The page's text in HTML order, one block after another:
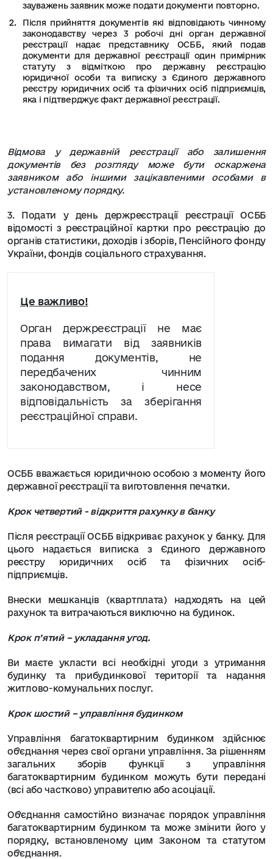
зауважень заявник може подати документи повторно.
Після прийняття документів які відповідають чинному
законодавству через 3 робочі дні орган державної
реєстрації надає представнику ОСББ, який подав
документи для державної реєстрації один примірник
статуту з відміткою про державну реєстрацію
юридичної особи та виписку з Єдиного державного
реєстру юридичних осіб та фізичних осіб підприємців,
яка і підтверджує факт державної реєстрації.
Відмова у державній реєстрації або залишення
документів без розгляду може бути оскаржена
заявником або іншими зацікавленими особами в
установленому порядку.
3. Подати у день держреєстрації реєстрації ОСББ
відомості з реєстраційної картки про реєстрацію до
органів статистики, доходів і зборів, Пенсійного фонду
України, фондів соціального страхування.
Це важливо!
Орган держреєстрації не має
права вимагати від заявників
подання документів, не
передбачених чинним
законодавством, і несе
відповідальність за зберігання
реєстраційної справи.
ОСББ вважається юридичною особою з моменту його
державної реєстрації та виготовлення печатки.
Крок четвертий - відкриття рахунку в банку
Після реєстрації ОСББ відкриває рахунок у банку. Для
цього надається виписка з Єдиного державного
реєстру юридичних осіб та фізичних осіб-
підприємців.
Внески мешканців (квартплата) надходять на цей
рахунок та витрачаються виключно на будинок.
Крок п’ятий – укладання угод.
Ви маєте укласти всі необхідні угоди з утримання
будинку та прибудинкової території та надання
житлово-комунальних послуг.
Крок шостий – управління будинком
Управління багатоквартирним будинком здійснює
об’єднання через свої органи управління. За рішенням
загальних зборів функції з управління
багатоквартирним будинком можуть бути передані
(всі або частково) управителю або асоціації.
Об’єднання самостійно визначає порядок управління
багатоквартирним будинком та може змінити його у
порядку, встановленому цим Законом та статутом
об’єднання.